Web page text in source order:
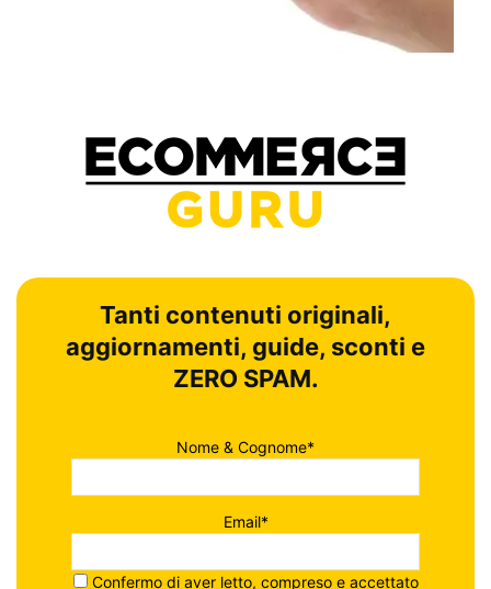
Tanti contenuti originali,
aggiornamenti, guide, sconti e
ZERO SPAM.
Nome & Cognome*
Email*
Confermo di aver letto, compreso e accettato